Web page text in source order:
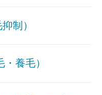
制）
養毛）